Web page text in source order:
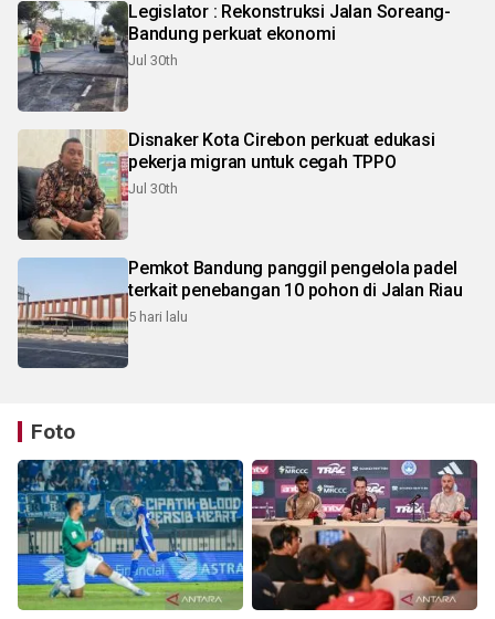
Legislator : Rekonstruksi Jalan Soreang-
Bandung perkuat ekonomi
Jul 30th
Disnaker Kota Cirebon perkuat edukasi
pekerja migran untuk cegah TPPO
Jul 30th
Pemkot Bandung panggil pengelola padel
terkait penebangan 10 pohon di Jalan Riau
5 hari lalu
Foto